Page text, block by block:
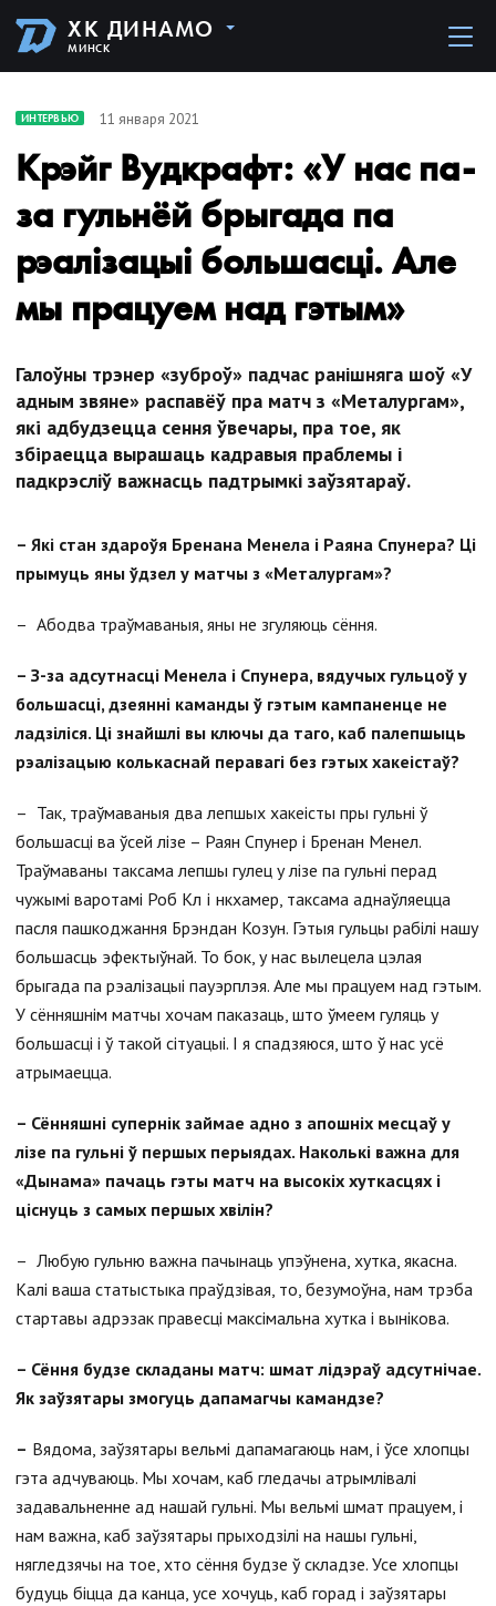
ХК ДИНАМО
МИНСК
ИНТЕРВЬЮ 11 января 2021
Крэйг Вудкрафт: «У нас па-
за гульнёй брыгада па
рэалізацыі большасці. Але
мы працуем над гэтым»
Галоўны трэнер «зуброў» падчас ранішняга шоў «У
адным звяне» распавёў пра матч з «Металургам»,
якi адбудзецца сення ўвечары, пра тое, як
збiраецца вырашаць кадравыя праблемы і
падкрэсліў важнасць падтрымкі заўзятараў.
– Які стан здароўя Бренана Менела і Раяна Спунера? Ці
прымуць яны ўдзел у матчы з «Металургам»?
– Абодва траўмаваныя, яны не згуляюць сёння.
– З-за адсутнасці Менела і Спунера, вядучых гульцоў у
большасці, дзеяннi каманды ў гэтым кампаненце не
ладзілiся. Ці знайшлі вы ключы да таго, каб палепшыць
рэалізацыю колькаснай перавагі без гэтых хакеістаў?
– Так, траўмаваныя два лепшых хакеісты пры гульні ў
большасці ва ўсей лізе – Раян Спунер і Бренан Менел.
Траўмаваны таксама лепшы гулец у лізе па гульні перад
чужымі варотамі Роб Кл i нкхамер, таксама аднаўляецца
пасля пашкоджання Брэндан Козун. Гэтыя гульцы рабілі нашу
большасць эфектыўнай. То бок, у нас вылецела цэлая
брыгада па рэалізацыі пауэрплэя. Але мы працуем над гэтым.
У сённяшнім матчы хочам паказаць, што ўмеем гуляць у
большасці і ў такой сітуацыі. І я спадзяюся, што ў нас усё
атрымаецца.
– Сённяшні супернік займае адно з апошніх месцаў у
лізе па гульні ў першых перыядах. Наколькі важна для
«Дынама» пачаць гэты матч на высокіх хуткасцях і
ціснуць з самых першых хвілін?
– Любую гульню важна пачынаць упэўнена, хутка, якасна.
Калі ваша статыстыка праўдзівая, то, безумоўна, нам трэба
стартавы адрэзак правесці максімальна хутка і вынікова.
– Сёння будзе складаны матч: шмат лідэраў адсутнічае.
Як заўзятары змогуць дапамагчы камандзе?
– Вядома, заўзятары вельмі дапамагаюць нам, і ўсе хлопцы
гэта адчуваюць. Мы хочам, каб гледачы атрымлівалі
задавальненне ад нашай гульні. Мы вельмі шмат працуем, і
нам важна, каб заўзятары прыходзілі на нашы гульні,
нягледзячы на тое, хто сёння будзе ў складзе. Усе хлопцы
будуць біцца да канца, усе хочуць, каб горад і заўзятары